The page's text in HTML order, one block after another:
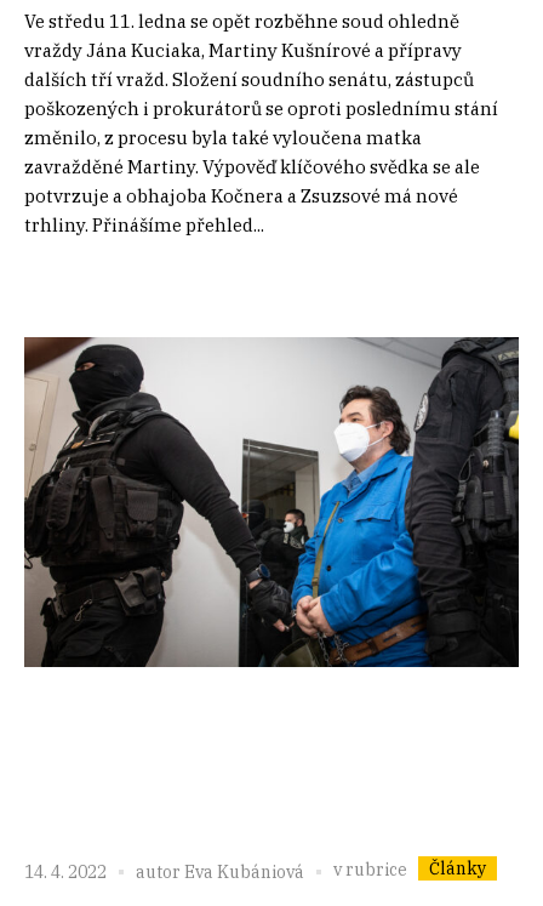
Ve středu 11. ledna se opět rozběhne soud ohledně
vraždy Jána Kuciaka, Martiny Kušnírové a přípravy
dalších tří vražd. Složení soudního senátu, zástupců
poškozených i prokurátorů se oproti poslednímu stání
změnilo, z procesu byla také vyloučena matka
zavražděné Martiny. Výpověď klíčového svědka se ale
potvrzuje a obhajoba Kočnera a Zsuzsové má nové
trhliny. Přinášíme přehled...
14. 4. 2022 autor Eva Kubániová v rubrice Články